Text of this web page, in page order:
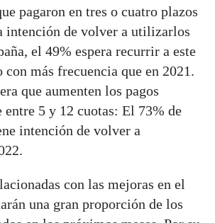
pagaron en tres o cuatro plazos
intención de volver a utilizarlos
el 49% espera recurrir a este
con más frecuencia que en 2021.
que aumenten los pagos
entre 5 y 12 cuotas: El 73% de
intención de volver a
con las mejoras en el
una gran proporción de los